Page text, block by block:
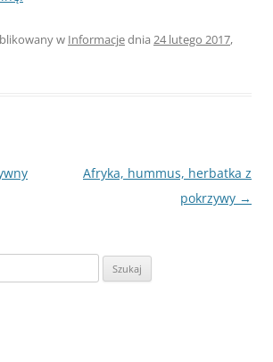
w Informacjednia 24 lutego 2017,
Afryka, hummus, herbatka z
pokrzywy →